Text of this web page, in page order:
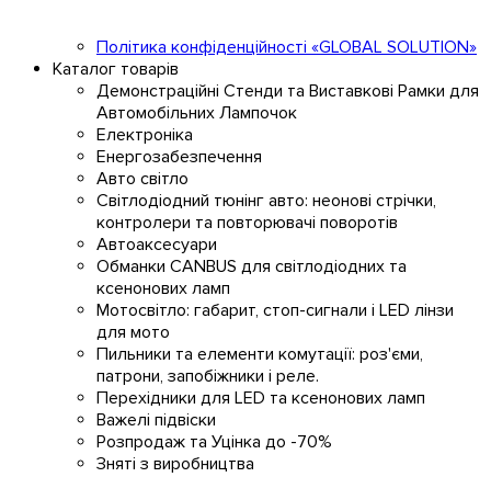
Політика конфіденційності «GLOBAL SOLUTION»
Каталог товарів
Демонстраційні Стенди та Виставкові Рамки для
Автомобільних Лампочок
Електроніка
Енергозабезпечення
Авто світло
Світлодіодний тюнінг авто: неонові стрічки,
контролери та повторювачі поворотів
Автоаксесуари
Обманки CANBUS для світлодіодних та
ксенонових ламп
Мотосвітло: габарит, стоп-сигнали і LED лінзи
для мото
Пильники та елементи комутації: роз'єми,
патрони, запобіжники і реле.
Перехідники для LED та ксенонових ламп
Важелі підвіски
Розпродаж та Уцінка до -70%
Зняті з виробництва